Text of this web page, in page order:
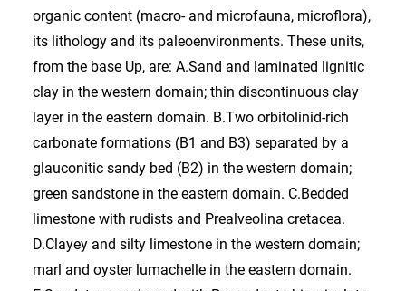
organic content (macro- and microfauna, microflora),
its lithology and its paleoenvironments. These units,
from the base Up, are: A.Sand and laminated lignitic
clay in the western domain; thin discontinuous clay
layer in the eastern domain. B.Two orbitolinid-rich
carbonate formations (B1 and B3) separated by a
glauconitic sandy bed (B2) in the western domain;
green sandstone in the eastern domain. C.Bedded
limestone with rudists and Prealveolina cretacea.
D.Clayey and silty limestone in the western domain;
marl and oyster lumachelle in the eastern domain.